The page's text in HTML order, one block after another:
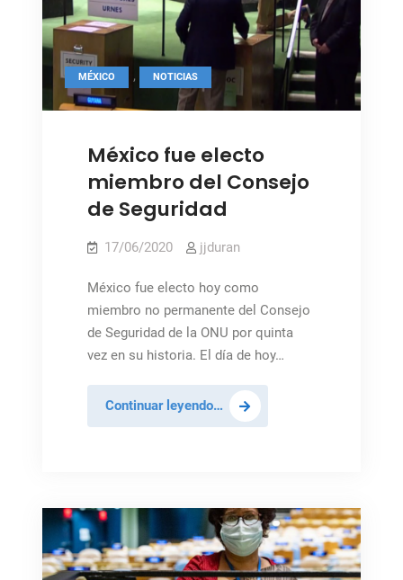
uso
la
fuerza”
MÉXICO , NOTICIAS
México fue electo
miembro del Consejo
de Seguridad
17/06/2020 jjduran
México fue electo hoy como
miembro no permanente del Consejo
de Seguridad de la ONU por quinta
vez en su historia. El día de hoy…
Continuar leyendo…México
fue
Consejo
de
Seguridad